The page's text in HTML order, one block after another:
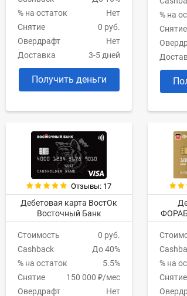
% на остаток
Нет
Снятие
0 руб.
Овердрафт
Нет
Доставка
3-5 дней
Получить деньги
% на
Снятие
Отзывы: 17
Дебетовая карта ВостОк
Восточный Банк
Стоимость
0 руб.
Cashback
До 40%
% на остаток
5.5%
Снятие
150 000 ₽/мес
Овердрафт
Нет
% на
Снятие